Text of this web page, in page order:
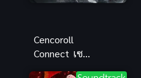
Cencoroll
Connect เซน